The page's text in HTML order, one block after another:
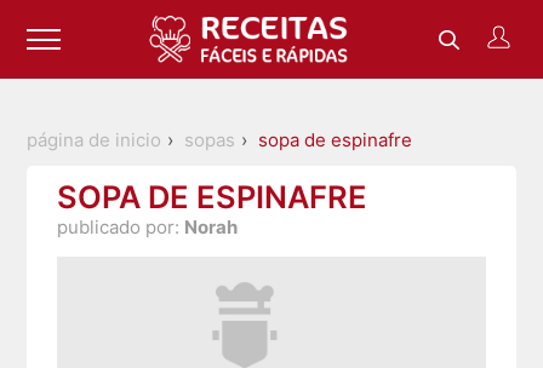
página de inicio sopas sopa de espinafre
SOPA DE ESPINAFRE
publicado por: Norah